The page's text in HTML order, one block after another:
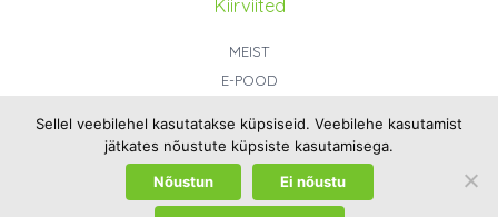
Kiirviited
MEIST
E-POOD
ÜLD- JA OSTUTINGIMUSED
PRIVAATSUSPOLIITIKA
Autoriõigused © 2026 Ayaani OÜ
Sellel veebilehel kasutatakse küpsiseid. Veebilehe kasutamist
jätkates nõustute küpsiste kasutamisega.
Nõustun
Ei nõustu